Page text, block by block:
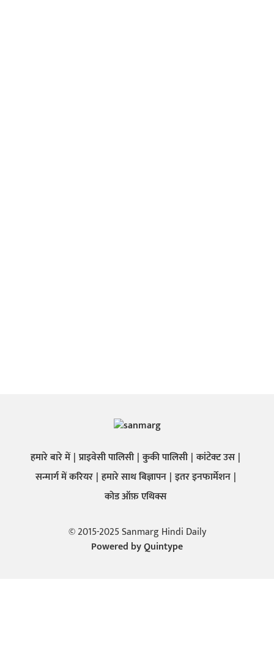
हमारे बारे में प्राइवेसी पालिसी कुकी पालिसी कांटेक्ट उस
सन्मार्ग में करियर हमारे साथ बिज्ञापन इतर इनफार्मेशन
कोड ऑफ़ एथिक्स
© 2015-2025 Sanmarg Hindi Daily
Powered byQuintype